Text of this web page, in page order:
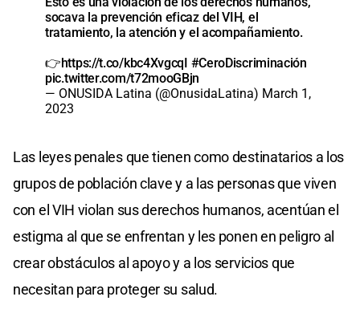
socava la prevención eficaz del VIH, el
tratamiento, la atención y el acompañamiento.
👉https://t.co/kbc4XvgcqI #CeroDiscriminación
pic.twitter.com/t72mooGBjn
— ONUSIDA Latina (@OnusidaLatina) March 1,
2023
Las leyes penales que tienen como destinatarios a los
grupos de población clave y a las personas que viven
con el VIH violan sus derechos humanos, acentúan el
estigma al que se enfrentan y les ponen en peligro al
crear obstáculos al apoyo y a los servicios que
necesitan para proteger su salud.